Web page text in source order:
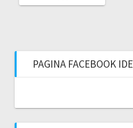
PAGINA FACEBOOK